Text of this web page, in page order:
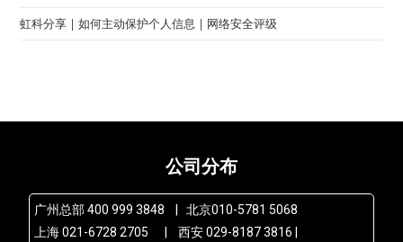
虹科分享 | 如何主动保护个人信息 | 网络安全评级
公司分布
广州总部 400 999 3848 | 北京010-5781 5068
上海 021-6728 2705 | 西安 029-8187 3816 |